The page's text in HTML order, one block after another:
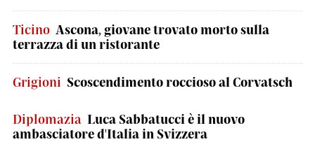
Ticino Ascona, giovane trovato morto sulla
terrazza di un ristorante
Grigioni Scoscendimento roccioso al Corvatsch
Diplomazia Luca Sabbatucci è il nuovo
ambasciatore d'Italia in Svizzera